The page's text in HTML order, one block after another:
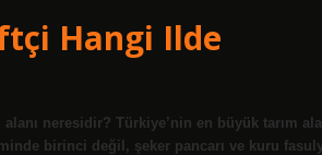
Hangi Ilde
neresidir? Türkiye’nin en büyük tarım
birinci değil, şeker pancarı ve kuru